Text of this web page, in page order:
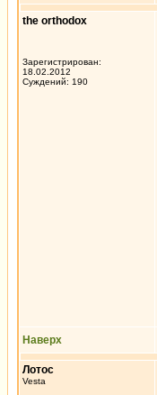
the orthodox
Зарегистрирован:
18.02.2012
Суждений: 190
Наверх
Лотос
Vesta